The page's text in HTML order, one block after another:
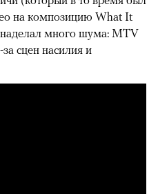
на композицию What It
много шума: MTV
сцен насилия и